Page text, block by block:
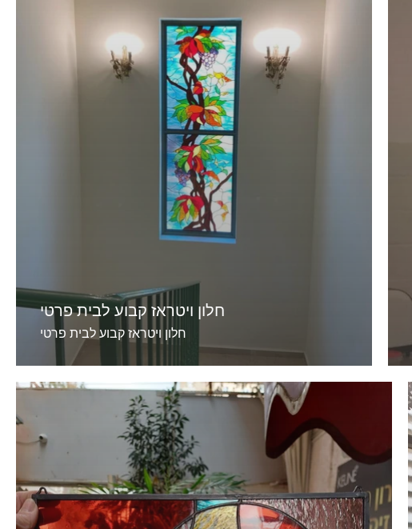
חלון ויטראז קבוע לבית פרטי
חלון ויטראז קבוע לבית פרטי